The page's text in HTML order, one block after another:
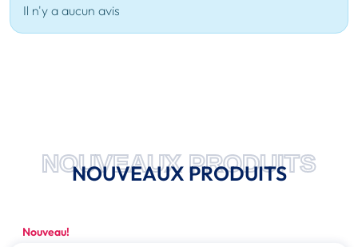
Il n'y a aucun avis
NOUVEAUX PRODUITS
NOUVEAUX PRODUITS
Nouveau!